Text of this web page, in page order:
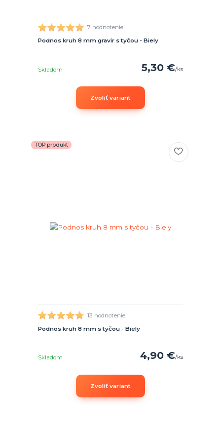
7 hodnotenie
Podnos kruh 8 mm gravír s tyčou - Biely
5,30 €/ks
Skladom
Zvoliť variant
TOP produkt
13 hodnotenie
Podnos kruh 8 mm s tyčou - Biely
4,90 €/ks
Skladom
Zvoliť variant